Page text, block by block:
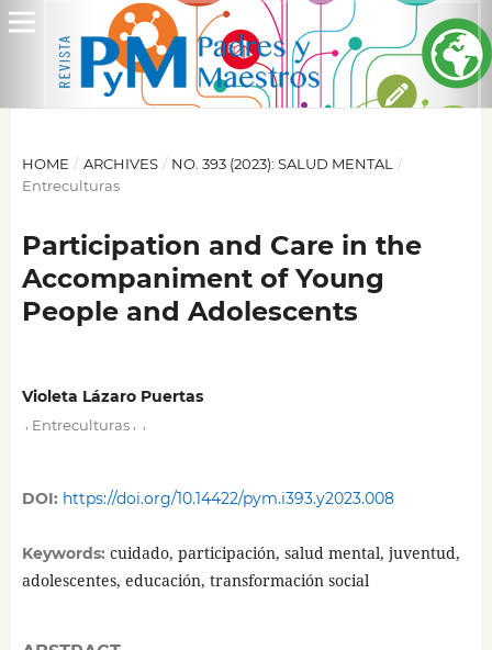
HOME / ARCHIVES / NO. 393 (2023): SALUD MENTAL
/
Entreculturas
Participation and Care in the
Accompaniment of Young
People and Adolescents
Violeta Lázaro Puertas
Entreculturas,
DOI: https://doi.org/10.14422/pym.i393.y2023.008
Keywords: cuidado, participación, salud mental, juventud,
adolescentes, educación, transformación social